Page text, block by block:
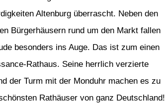
Altenburg überrascht. Neben den
Bürgerhäusern rund um den Markt fallen
besonders ins Auge. Das ist zum einen
Rathaus. Seine herrlich verzierte
der Turm mit der Monduhr machen es zu
Rathäuser von ganz Deutschland!